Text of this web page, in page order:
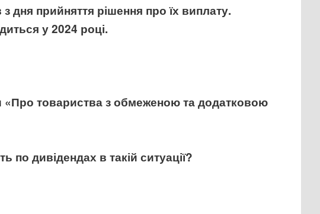
дня прийняття рішення про їх виплату.
у 2024 році.
товариства з обмеженою та додатковою
дивідендах в такій ситуації?